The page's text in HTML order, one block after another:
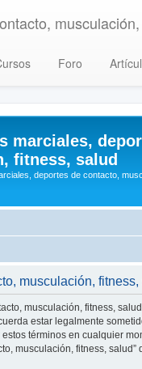
Foro
marciales,
fitness, salud
deportes de contacto,
musculación,
musculación, fitness,
estar legalmente
términos en cualquier
musculación, fitness,